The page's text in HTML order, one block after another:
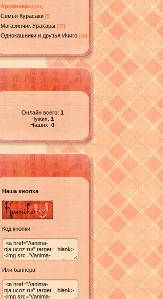
Арранкары [90]
Семья Курасаки [5]
Магазинчик Урахары [37]
Однокашники и друзья Ичиго [58]
Онлайн всего: 1
Чужих: 1
Наших: 0
Наша кнопка
Код кнопки
Или баннера